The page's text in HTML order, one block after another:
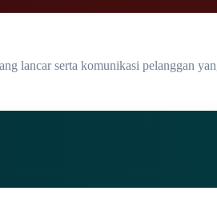
lancar serta komunikasi pelanggan